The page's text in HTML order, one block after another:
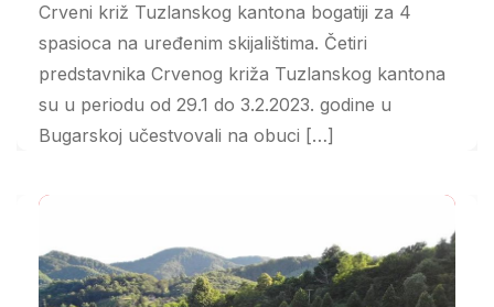
Crveni križ Tuzlanskog kantona bogatiji za 4
spasioca na uređenim skijalištima. Četiri
predstavnika Crvenog križa Tuzlanskog kantona
su u periodu od 29.1 do 3.2.2023. godine u
Bugarskoj učestvovali na obuci […]